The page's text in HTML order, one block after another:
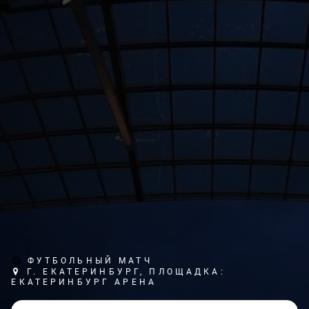
ФУТБОЛЬНЫЙ МАТЧ
Г. ЕКАТЕРИНБУРГ, ПЛОЩАДКА:
ЕКАТЕРИНБУРГ АРЕНА